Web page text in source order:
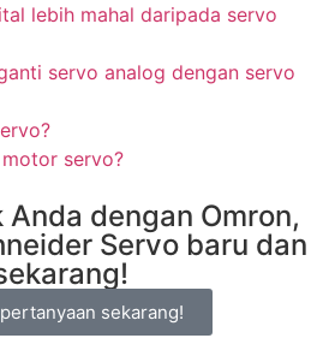
lebih mahal daripada servo
servo analog dengan servo
servo?
dengan Omron,
Servo baru dan
sekarang!